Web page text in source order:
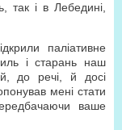
так і в Лебедині,
паліативне
і старань наш
до речі, й досі
мені стати
ваше